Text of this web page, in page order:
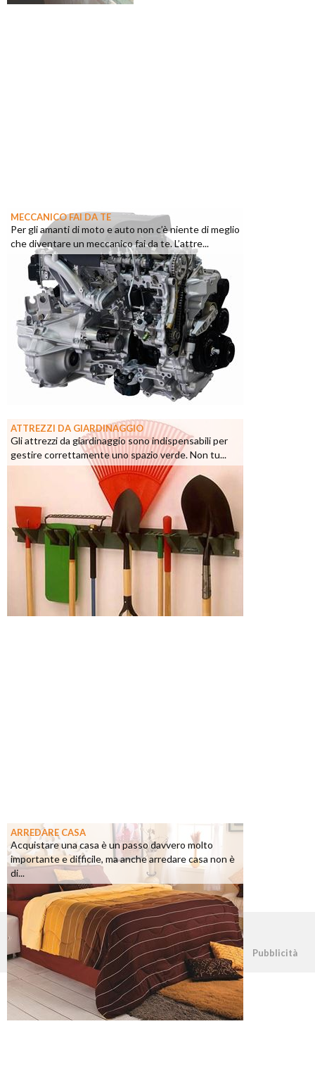
MECCANICO FAI DA TE
Per gli amanti di moto e auto non c’è niente di meglio
che diventare un meccanico fai da te. L’attre...
ATTREZZI DA GIARDINAGGIO
Gli attrezzi da giardinaggio sono indispensabili per
gestire correttamente uno spazio verde. Non tu...
ARREDARE CASA
Acquistare una casa è un passo davvero molto
importante e difficile, ma anche arredare casa non è
di...
©2026 - casapratica.net - p.iva 03338800984 Pubblicità